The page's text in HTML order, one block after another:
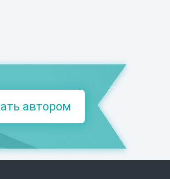
автором